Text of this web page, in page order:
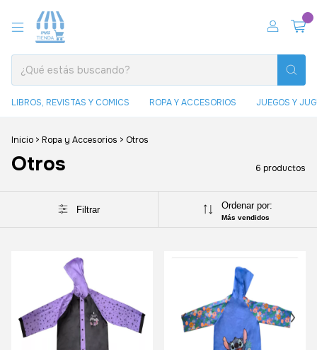
LIBROS, REVISTAS Y COMICS ROPA Y ACCESORIOS JUEGOS Y
Inicio > Ropa y Accesorios > Otros
Otros 6 productos
Filtrar Ordenar por:
Más vendidos